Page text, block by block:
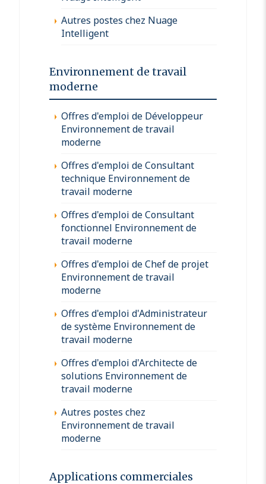
Autres postes chez Nuage
Intelligent
Environnement de travail
moderne
Offres d'emploi de Développeur
Environnement de travail
moderne
Offres d'emploi de Consultant
technique Environnement de
travail moderne
Offres d'emploi de Consultant
fonctionnel Environnement de
travail moderne
Offres d'emploi de Chef de projet
Environnement de travail
moderne
Offres d'emploi d'Administrateur
de système Environnement de
travail moderne
Offres d'emploi d'Architecte de
solutions Environnement de
travail moderne
Autres postes chez
Environnement de travail
moderne
Applications commerciales